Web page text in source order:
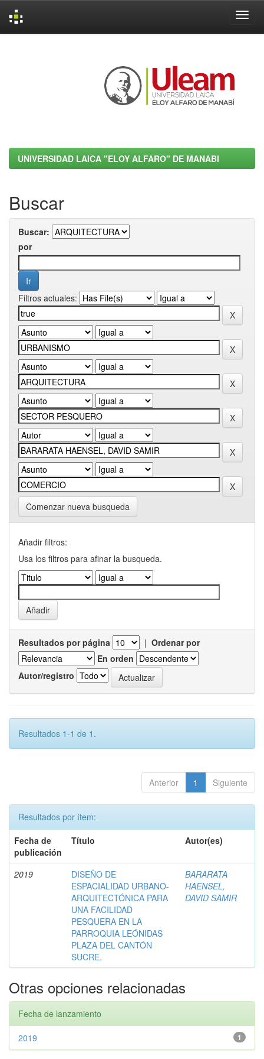
UNIVERSIDAD LAICA "ELOY ALFARO" DE MANABI
Buscar
Buscar:
por
Filtros actuales:
Comenzar nueva busqueda
Añadir filtros:
Usa los filtros para afinar la busqueda.
Resultados por página | Ordenar por
En orden
Autor/registro
Resultados 1-1 de 1.
Anterior 1 Siguiente
Resultados por ítem:
Fecha de
publicación
Título Autor(es)
2019
DISEÑO DE
ESPACIALIDAD URBANO-
ARQUITECTÓNICA PARA
UNA FACILIDAD
PESQUERA EN LA
PARROQUIA LEÓNIDAS
PLAZA DEL CANTÓN
SUCRE.
BARARATA
HAENSEL,
DAVID SAMIR
Otras opciones relacionadas
Fecha de lanzamiento
1
2019